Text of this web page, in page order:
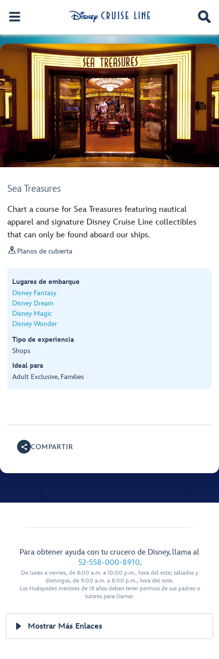
Sea Treasures
Chart a course for Sea Treasures featuring nautical
apparel and signature Disney Cruise Line collectibles
that can only be found aboard our ships.
 Planos de cubierta
Lugares de embarque
Disney Fantasy
Disney Dream
Disney Magic
Disney Wonder
Tipo de experiencia
Shops
Ideal para
Adult Exclusive, Families
COMPARTIR
Para obtener ayuda con tu crucero de Disney, llama al
52-558-000-8910.
De lunes a viernes, de 8:00 a.m. a 10:00 p.m., hora del este; sábados y
domingos, de 9:00 a.m. a 8:00 p.m., hora del este.
Los Huéspedes menores de 18 años deben tener permiso de sus padres o
tutores para llamar.
Mostrar Más Enlaces